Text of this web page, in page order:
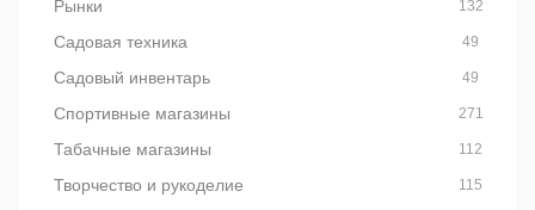
Рынки 132
Садовая техника 49
Садовый инвентарь 49
Спортивные магазины 271
Табачные магазины 112
Творчество и рукоделие 115